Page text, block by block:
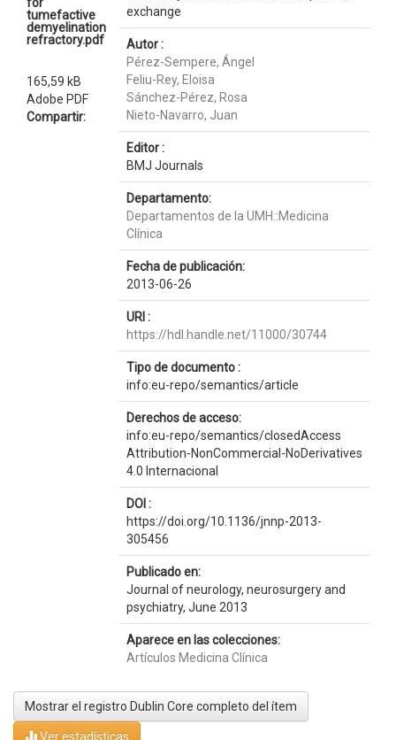
tumefactive
demyelination
refractory.pdf
165,59 kB
Adobe PDF
Compartir:
exchange
Autor :
Pérez-Sempere, Ángel
Feliu-Rey, Eloisa
Sánchez-Pérez, Rosa
Nieto-Navarro, Juan
Editor :
BMJ Journals
Departamento:
Departamentos de la UMH::Medicina
Clínica
Fecha de publicación:
2013-06-26
URI :
https://hdl.handle.net/11000/30744
Tipo de documento :
info:eu-repo/semantics/article
Derechos de acceso:
info:eu-repo/semantics/closedAccess
Attribution-NonCommercial-NoDerivatives
4.0 Internacional
DOI :
https://doi.org/10.1136/jnnp-2013-
305456
Publicado en:
Journal of neurology, neurosurgery and
psychiatry, June 2013
Aparece en las colecciones:
Artículos Medicina Clínica
Mostrar el registro Dublin Core completo del ítem
Ver estadísticas